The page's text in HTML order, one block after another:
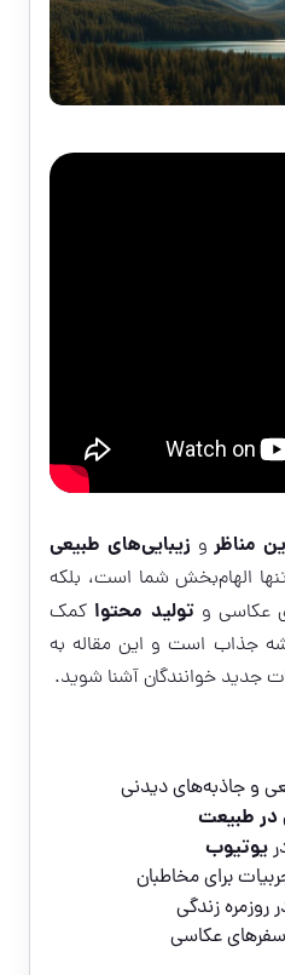
مناظرو زیبایی‌های طبیعی
الهام‌بخش شما است، بلکه
عکاسی وتولید محتوا کمک
جذاب است و این مقاله به
جدید خوانندگان آشنا شوید.
و جاذبه‌های دیدنی
در طبیعت
یوتیوب
برای مخاطبان
روزمره زندگی
سفرهای عکاسی